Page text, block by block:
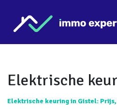
Elektrische
Elektrische keuring in Gistel: